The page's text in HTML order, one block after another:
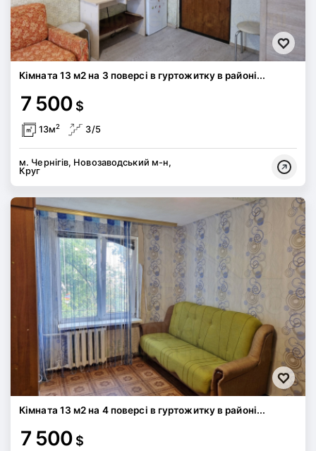
Кімната 13 м2 на 3 поверсі в гуртожитку в районі...
7 500 $
13м2 3/5
м. Чернігів, Новозаводський м-н,
Круг
Кімната 13 м2 на 4 поверсі в гуртожитку в районі...
7 500 $